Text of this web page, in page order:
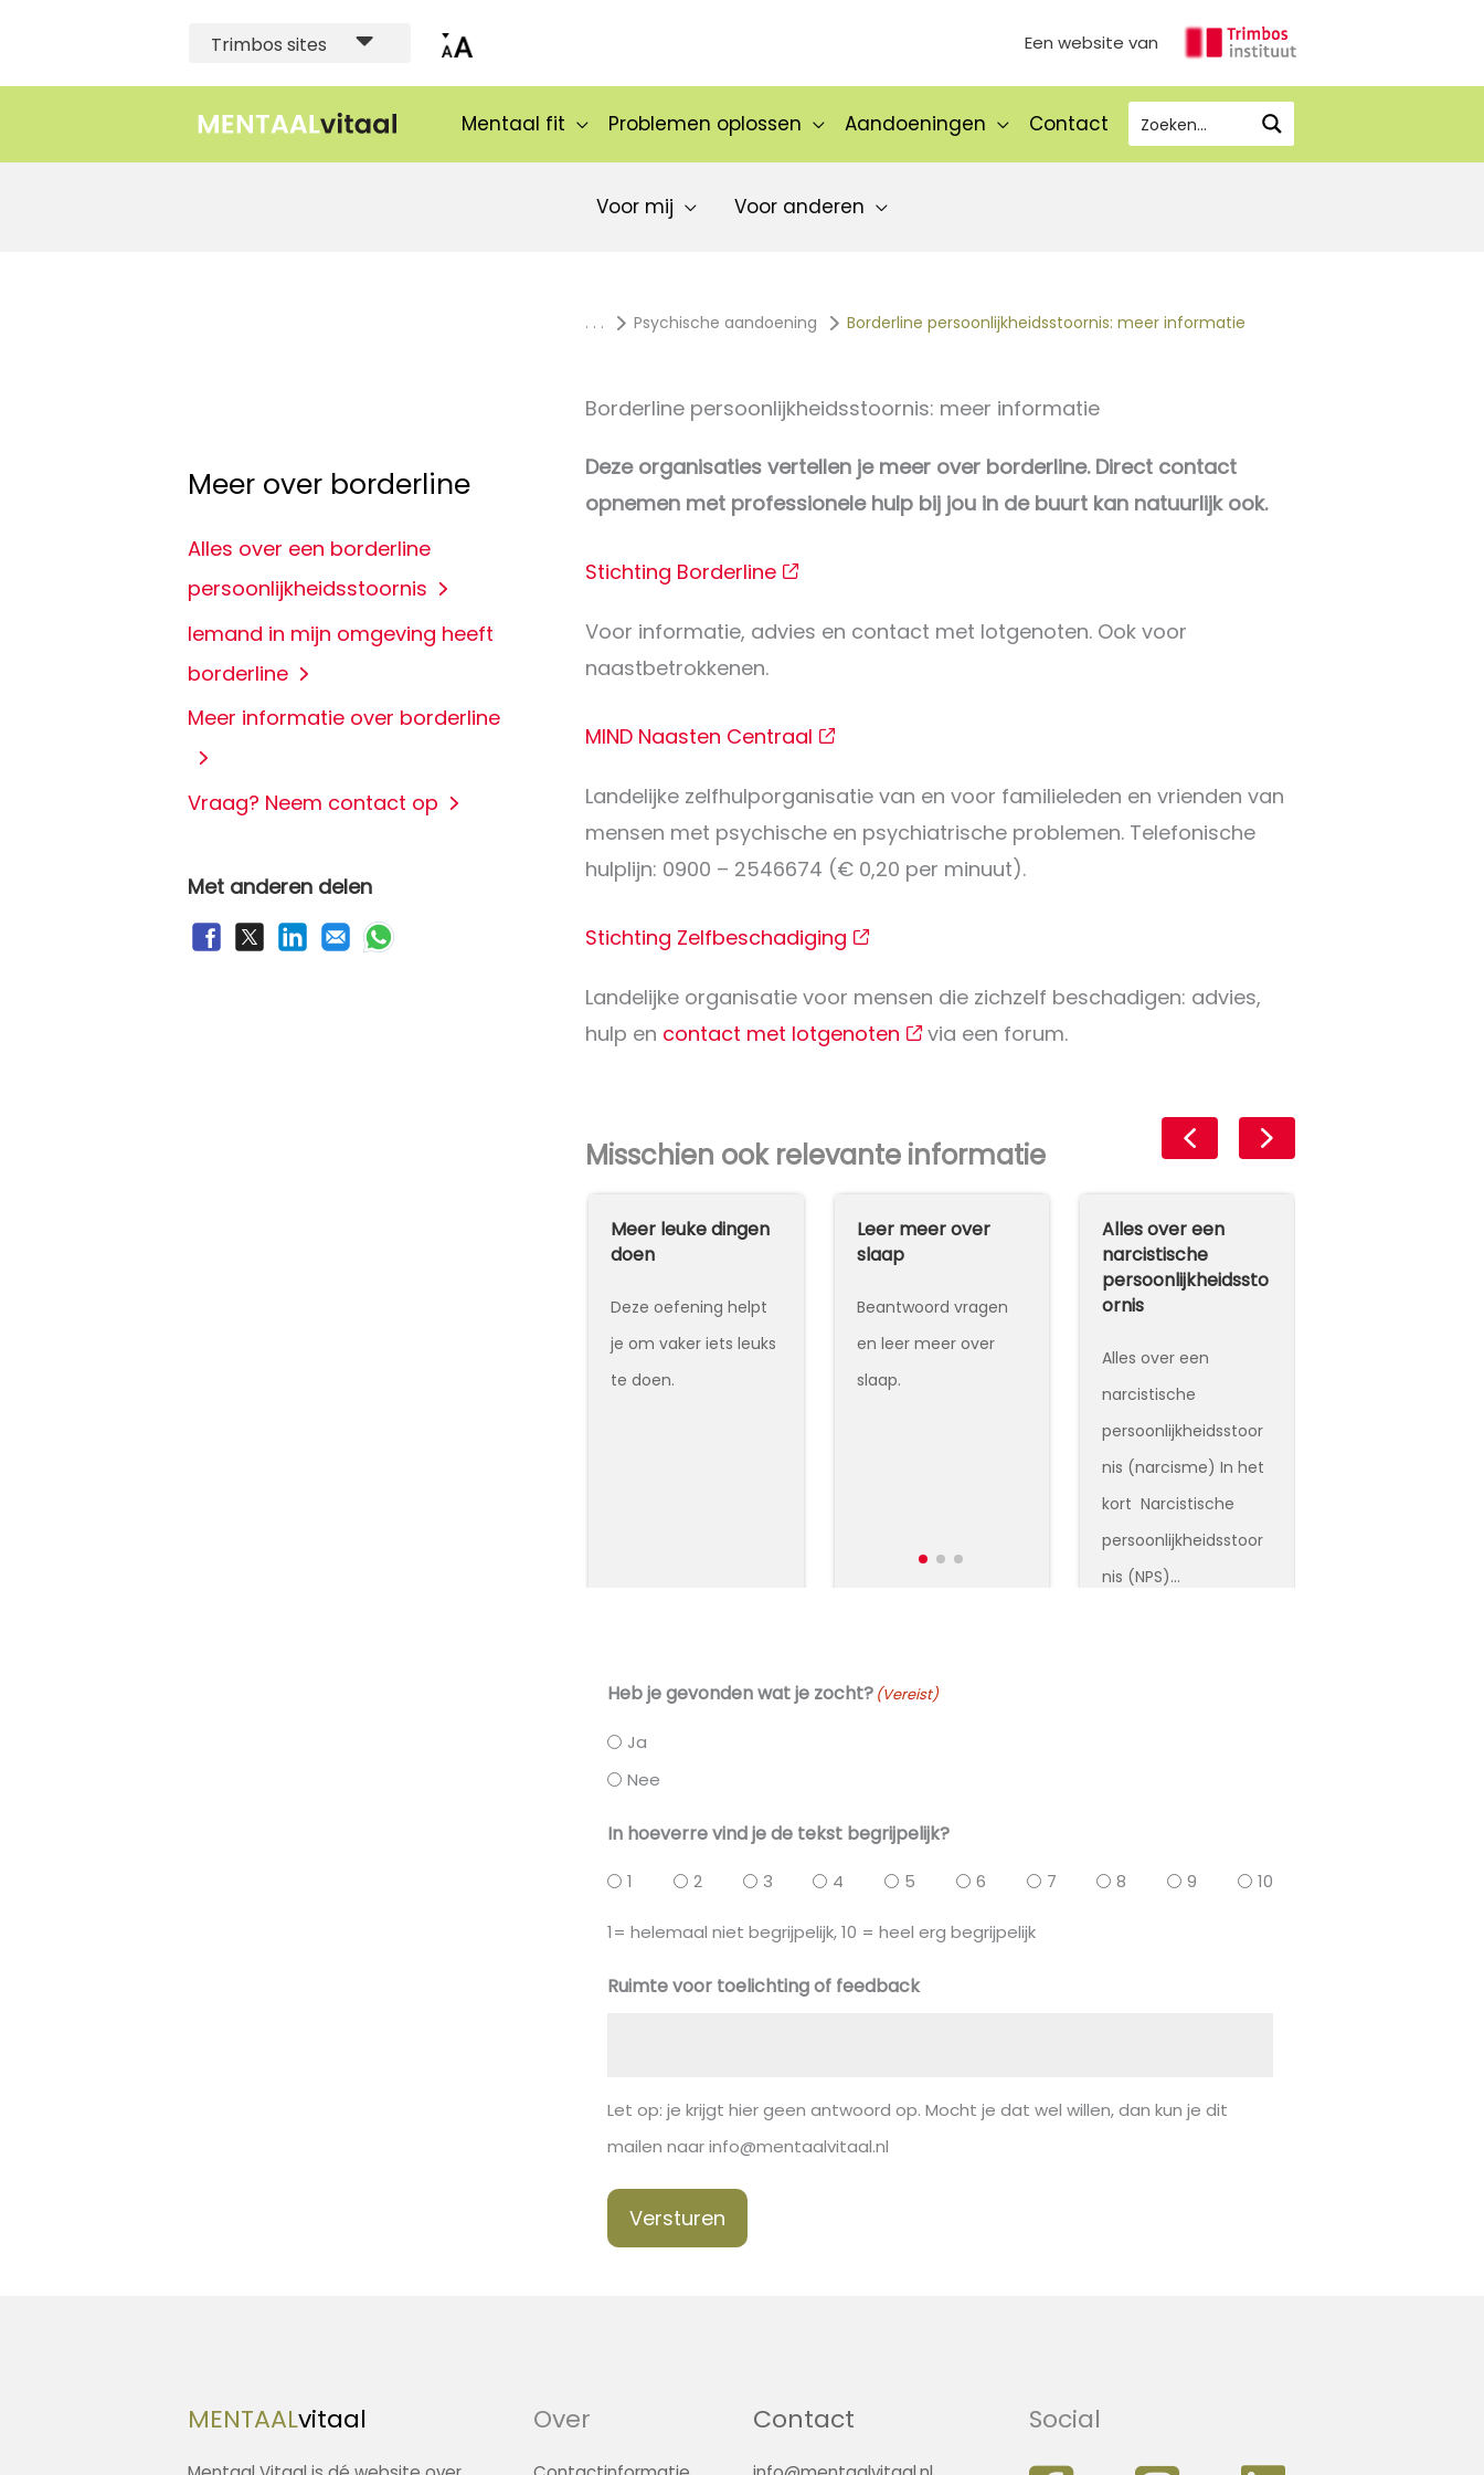
Trimbos sites Een website van
Mentaal fit Problemen oplossen Aandoeningen Contact
Voor mij Voor anderen
Meer over borderline
Alles over een borderline
persoonlijkheidsstoornis
Iemand in mijn omgeving heeft
borderline
Meer informatie over borderline
Vraag? Neem contact op
Met anderen delen
. . . Psychische aandoening Borderline persoonlijkheidsstoornis: meer informatie
Borderline persoonlijkheidsstoornis: meer informatie
Deze organisaties vertellen je meer over borderline. Direct contact
opnemen met professionele hulp bij jou in de buurt kan natuurlijk ook.
Stichting Borderline
Voor informatie, advies en contact met lotgenoten. Ook voor
naastbetrokkenen.
MIND Naasten Centraal
Landelijke zelfhulporganisatie van en voor familieleden en vrienden van
mensen met psychische en psychiatrische problemen. Telefonische
hulplijn: 0900 – 2546674 (€ 0,20 per minuut).
Stichting Zelfbeschadiging
Landelijke organisatie voor mensen die zichzelf beschadigen: advies,
hulp en contact met lotgenoten via een forum.
Misschien ook relevante informatie
Meer leuke dingen
doen
Deze oefening helpt
je om vaker iets leuks
te doen.
Leer meer over
slaap
Beantwoord vragen
en leer meer over
slaap.
Alles over een
narcistische
persoonlijkheidssto
ornis
Alles over een
narcistische
persoonlijkheidsstoor
nis (narcisme) In het
kort Narcistische
persoonlijkheidsstoor
nis (NPS)…
Heb je gevonden wat je zocht? (Vereist)
Ja
Nee
In hoeverre vind je de tekst begrijpelijk?
1 2 3 4 5 6 7 8 9 10
1= helemaal niet begrijpelijk, 10 = heel erg begrijpelijk
Ruimte voor toelichting of feedback
Let op: je krijgt hier geen antwoord op. Mocht je dat wel willen, dan kun je dit
mailen naar info@mentaalvitaal.nl
Versturen
MENTAALvitaal Over Contact Social